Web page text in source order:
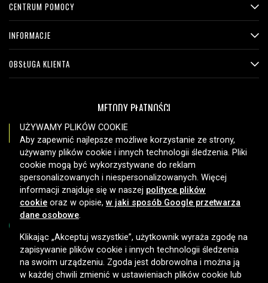
CENTRUM POMOCY
INFORMACJE
OBSŁUGA KLIENTA
METODY PŁATNOŚCI
OPCJE DOSTAWY
Copyright © 2026, Spares Nordic AB
UŻYWAMY PLIKÓW COOKIE
Aby zapewnić najlepsze możliwe korzystanie ze strony,
używamy plików cookie i innych technologii śledzenia. Pliki
cookie mogą być wykorzystywane do reklam
spersonalizowanych i niespersonalizowanych. Więcej
informacji znajduje się w naszej polityce plików
cookie oraz w opisie, w jaki sposób Google przetwarza
dane osobowe.
Klikając „Akceptuj wszystkie”, użytkownik wyraża zgodę na
zapisywanie plików cookie i innych technologii śledzenia
na swoim urządzeniu. Zgoda jest dobrowolna i można ją
w każdej chwili zmienić w ustawieniach plików cookie lub